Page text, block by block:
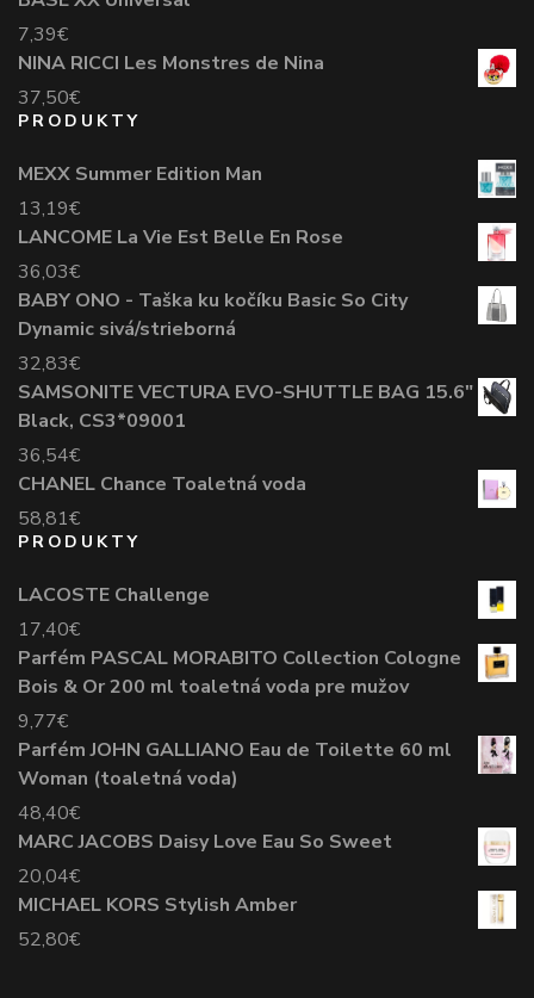
7,39€
NINA RICCI Les Monstres de Nina
37,50€
PRODUKTY
MEXX Summer Edition Man
13,19€
LANCOME La Vie Est Belle En Rose
36,03€
BABY ONO - Taška ku kočíku Basic So City
Dynamic sivá/strieborná
32,83€
SAMSONITE VECTURA EVO-SHUTTLE BAG 15.6"
Black, CS3*09001
36,54€
CHANEL Chance Toaletná voda
58,81€
PRODUKTY
LACOSTE Challenge
17,40€
Parfém PASCAL MORABITO Collection Cologne
Bois & Or 200 ml toaletná voda pre mužov
9,77€
Parfém JOHN GALLIANO Eau de Toilette 60 ml
Woman (toaletná voda)
48,40€
MARC JACOBS Daisy Love Eau So Sweet
20,04€
MICHAEL KORS Stylish Amber
52,80€